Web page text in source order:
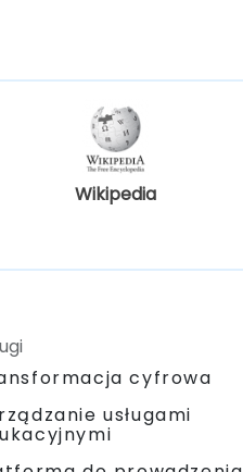
Wikipedia
cyfrowa
usługami